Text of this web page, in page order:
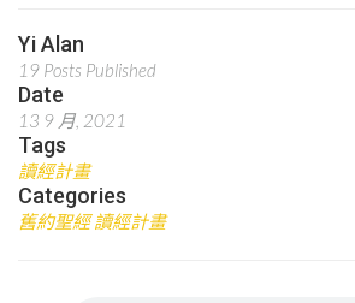
Yi Alan
19 Posts Published
Date
13 9 月, 2021
Tags
讀經計畫
Categories
舊約聖經 讀經計畫